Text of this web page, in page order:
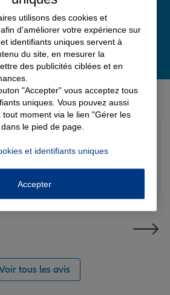
de nos agences Allianz
FORT DE FRANCE
tous les avis
utilisons des cookies et
d'améliorer votre expérience sur
identifiants uniques servent à
du site, en mesurer la
des publicités ciblées et en
"Accepter" vous acceptez tous
uniques. Vous pouvez aussi
tout moment via le lien "Gérer les
le pied de page.
et identifiants uniques
Accepter